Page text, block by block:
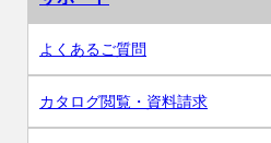
よくあるご質問
カタログ閲覧・資料請求